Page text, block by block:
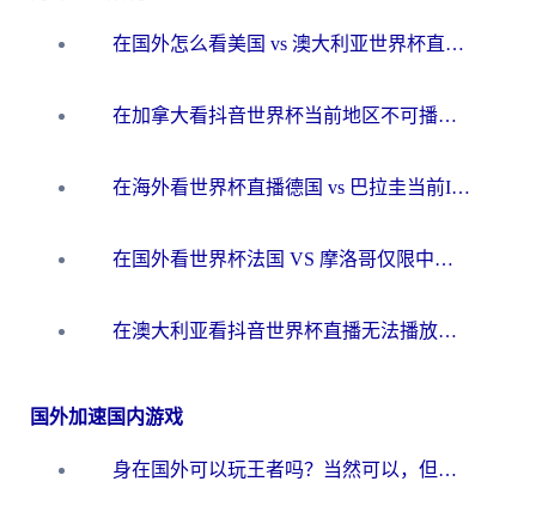
在国外怎么看美国 vs 澳大利亚世界杯直播？海外党必藏的中文解说观赛指南
在加拿大看抖音世界杯当前地区不可播放？海外党体育观赛终极指南
在海外看世界杯直播德国 vs 巴拉圭当前IP受限制？这篇指南帮你轻松解决地区限制
在国外看世界杯法国 VS 摩洛哥仅限中国大陆？别让地域限制拦下你的欢呼
在澳大利亚看抖音世界杯直播无法播放？海外党体育观赛终极指南来了！
国外加速国内游戏
身在国外可以玩王者吗？当然可以，但你需要这份“加速”指南